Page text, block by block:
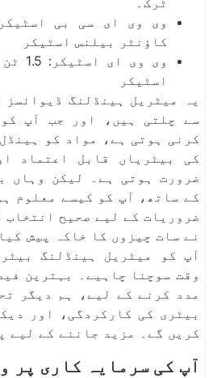
کاؤنٹر بیلنس اسٹیکر
وی
اسٹیکر
یہ میٹریل ہینڈلنگ
سے چلتی ہیں، اور جب آپ
کرنی ہوتی ہے، مواد کو
کی بیٹریاں قابل اعتماد
ضرورت ہوتی ہے۔ لیکن وہاں
کے ساتھ، آپ کو کیسے معلوم
ضروریات کے لیے صحیح انتخاب
نے سات چیزوں کا خاکہ پیش
آپ کو میٹریل ہینڈلنگ
وقت سوچنا چاہیے۔ بہترین
بیٹری کی کارکردگی، اور
کریں گے۔ مزید جاننے کے لیے